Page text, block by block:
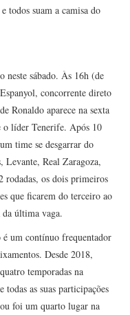
todos suam a camisa do
neste sábado. Às 16h (de
concorrente direto
Ronaldo aparece na sexta
o líder Tenerife. Após 10
time se desgarrar do
Levante, Real Zaragoza,
os dois primeiros
que ficarem do terceiro ao
última vaga.
um contínuo frequentador
Desde 2018,
temporadas na
as suas participações
foi um quarto lugar na